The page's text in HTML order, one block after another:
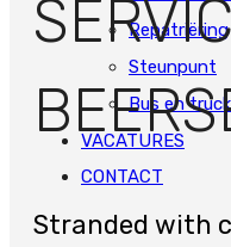
Repatriëring
Steunpunt
Bus en
VACATURES
CONTACT
Stranded with